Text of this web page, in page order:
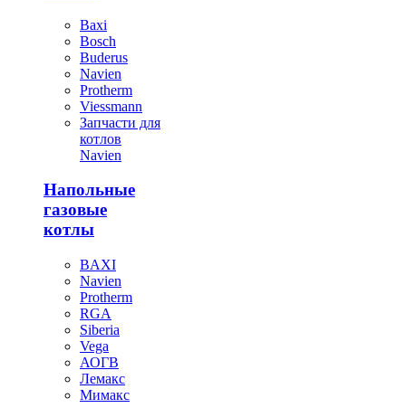
Baxi
Bosch
Buderus
Navien
Protherm
Viessmann
Запчасти для
котлов
Navien
Напольные
газовые
котлы
BAXI
Navien
Protherm
RGA
Siberia
Vega
АОГВ
Лемакс
Мимакс